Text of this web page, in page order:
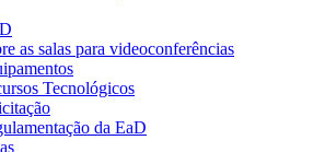
as salas para videoconferências
Tecnológicos
da EaD